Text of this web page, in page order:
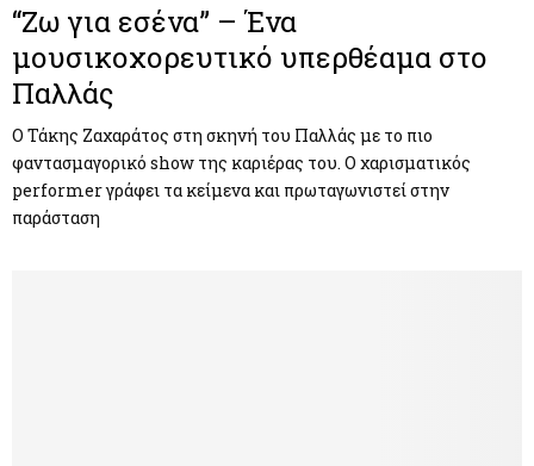
“Ζω για εσένα” – Ένα
μουσικοχορευτικό υπερθέαμα στο
Παλλάς
Ο Τάκης Ζαχαράτος στη σκηνή του Παλλάς με το πιο
φαντασμαγορικό show της καριέρας του. Ο χαρισματικός
performer γράφει τα κείμενα και πρωταγωνιστεί στην
παράσταση